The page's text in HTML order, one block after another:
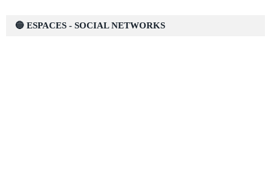
🔵 ESPACES - SOCIAL NETWORKS